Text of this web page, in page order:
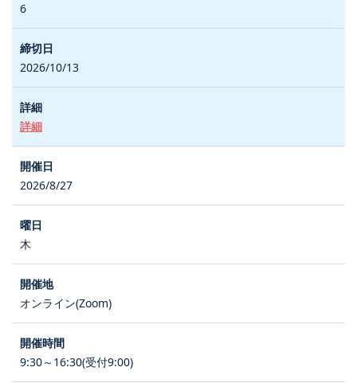
6
2026/10/13
詳細
2026/8/27
木
オンライン(Zoom)
9:30～16:30(受付9:00)